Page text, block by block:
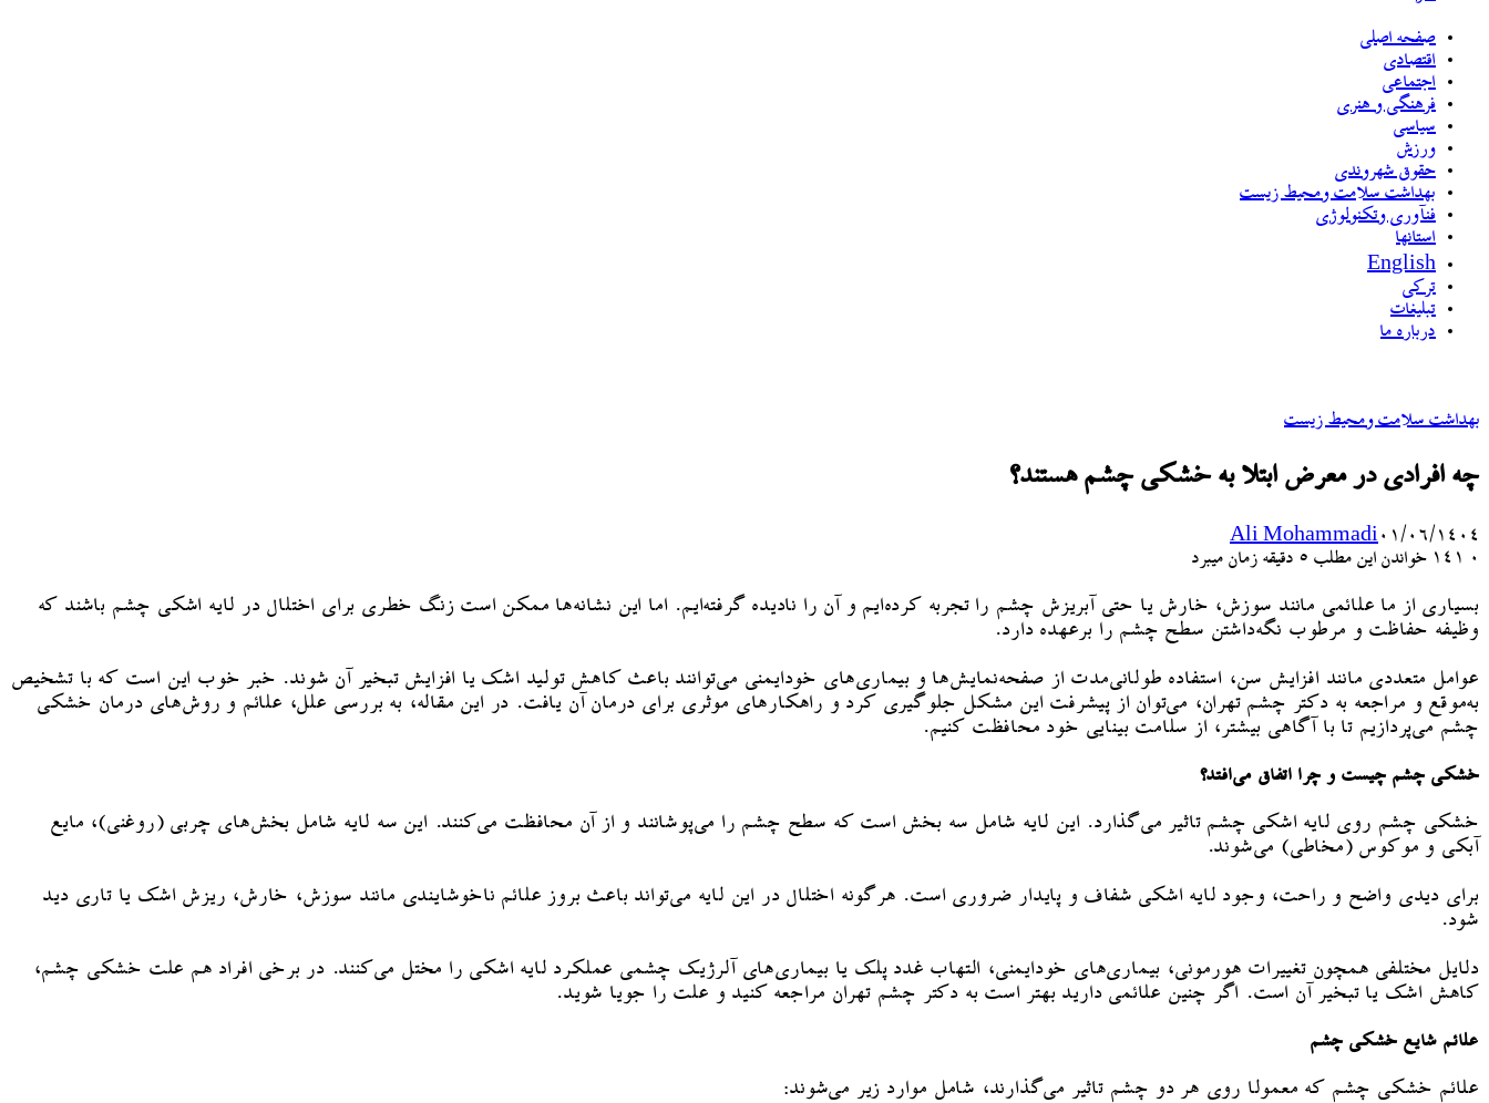
صفحه اصلی
اقتصادی
اجتماعی
فرهنگی و هنری
سیاسی
ورزش
حقوق شهروندی
بهداشت سلامت ومحیط زیست
فنآوری وتکنولوژی
استانها
English
ترکی
تبلیغات
درباره ما
بهداشت سلامت ومحیط زیست
چه افرادی در معرض ابتلا به خشکی چشم هستند؟
Ali Mohammadi۰۱/۰۶/۱۴۰۴
۰
خواندن این مطلب 5 دقیقه زمان میبرد
بسیاری از ما علائمی مانند سوزش، خارش یا حتی آبریزش چشم را تجربه کرده‌ایم و آن را نادیده گرفته‌ایم. اما این نشانه‌ها ممکن است زنگ خطری برای اختلال در لایه اشکی چشم باشند که
وظیفه حفاظت و مرطوب نگه‌داشتن سطح چشم را برعهده دارد.
عوامل متعددی مانند افزایش سن، استفاده طولانی‌مدت از صفحه‌نمایش‌ها و بیماری‌های خودایمنی می‌توانند باعث کاهش تولید اشک یا افزایش تبخیر آن شوند. خبر خوب این است که با تشخیص
به‌موقع و مراجعه به دکتر چشم تهران، می‌توان از پیشرفت این مشکل جلوگیری کرد و راهکارهای موثری برای درمان آن یافت. در این مقاله، به بررسی علل، علائم و روش‌های درمان خشکی
چشم می‌پردازیم تا با آگاهی بیشتر، از سلامت بینایی خود محافظت کنیم.
خشکی چشم چیست و چرا اتفاق می‌افتد؟
خشکی چشم روی لایه اشکی چشم تاثیر می‌گذارد. این لایه شامل سه بخش است که سطح چشم را می‌پوشانند و از آن محافظت می‌کنند. این سه لایه شامل بخش‌های چربی (روغنی)، مایع
آبکی و موکوس (مخاطی) می‌شوند.
برای دیدی واضح و راحت، وجود لایه اشکی شفاف و پایدار ضروری است. هرگونه اختلال در این لایه می‌تواند باعث بروز علائم ناخوشایندی مانند سوزش، خارش، ریزش اشک یا تاری دید
شود.
دلایل مختلفی همچون تغییرات هورمونی، بیماری‌های خودایمنی، التهاب غدد پلک یا بیماری‌های آلرژیک چشمی عملکرد لایه اشکی را مختل می‌کنند. در برخی افراد هم علت خشکی چشم،
کاهش اشک یا تبخیر آن است. اگر چنین علائمی دارید بهتر است به دکتر چشم تهران مراجعه کنید و علت را جویا شوید.
علائم شایع خشکی چشم
علائم خشکی چشم که معمولا روی هر دو چشم تاثیر می‌گذارند، شامل موارد زیر می‌شوند: